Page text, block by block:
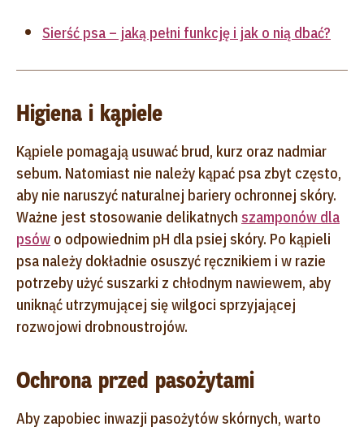
Sierść psa – jaką pełni funkcję i jak o nią dbać?
Higiena i kąpiele
Kąpiele pomagają usuwać brud, kurz oraz nadmiar
sebum. Natomiast nie należy kąpać psa zbyt często,
aby nie naruszyć naturalnej bariery ochronnej skóry.
Ważne jest stosowanie delikatnych szamponów dla
psów o odpowiednim pH dla psiej skóry. Po kąpieli
psa należy dokładnie osuszyć ręcznikiem i w razie
potrzeby użyć suszarki z chłodnym nawiewem, aby
uniknąć utrzymującej się wilgoci sprzyjającej
rozwojowi drobnoustrojów.
Ochrona przed pasożytami
Aby zapobiec inwazji pasożytów skórnych, warto